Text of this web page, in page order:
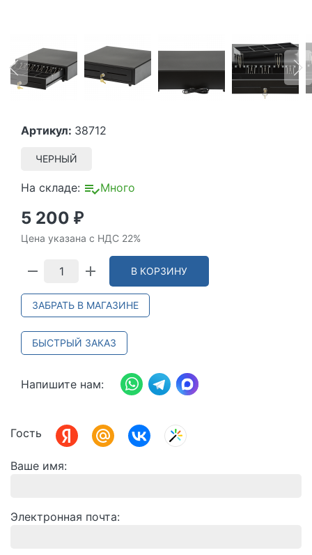
Артикул: 38712
ЧЕРНЫЙ
На складе: Много
5 200 ₽
Цена указана с НДС 22%
В КОРЗИНУ
ЗАБРАТЬ В МАГАЗИНЕ
БЫСТРЫЙ ЗАКАЗ
Напишите нам:
Гость
Ваше имя
Электронная почта